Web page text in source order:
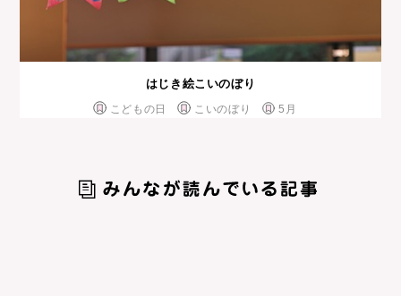
はじき絵こいのぼり
こどもの日 こいのぼり 5月